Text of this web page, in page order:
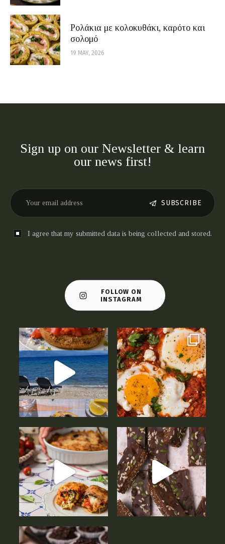
Ρολάκια με κολοκυθάκι, καρότο και
σολομό
19 MAY, 2026
Sign up on our Newsletter & learn
our news first!
SUBSCRIBE
I agree that my submitted data is being collected and stored.
FOLLOW ON
INSTAGRAM